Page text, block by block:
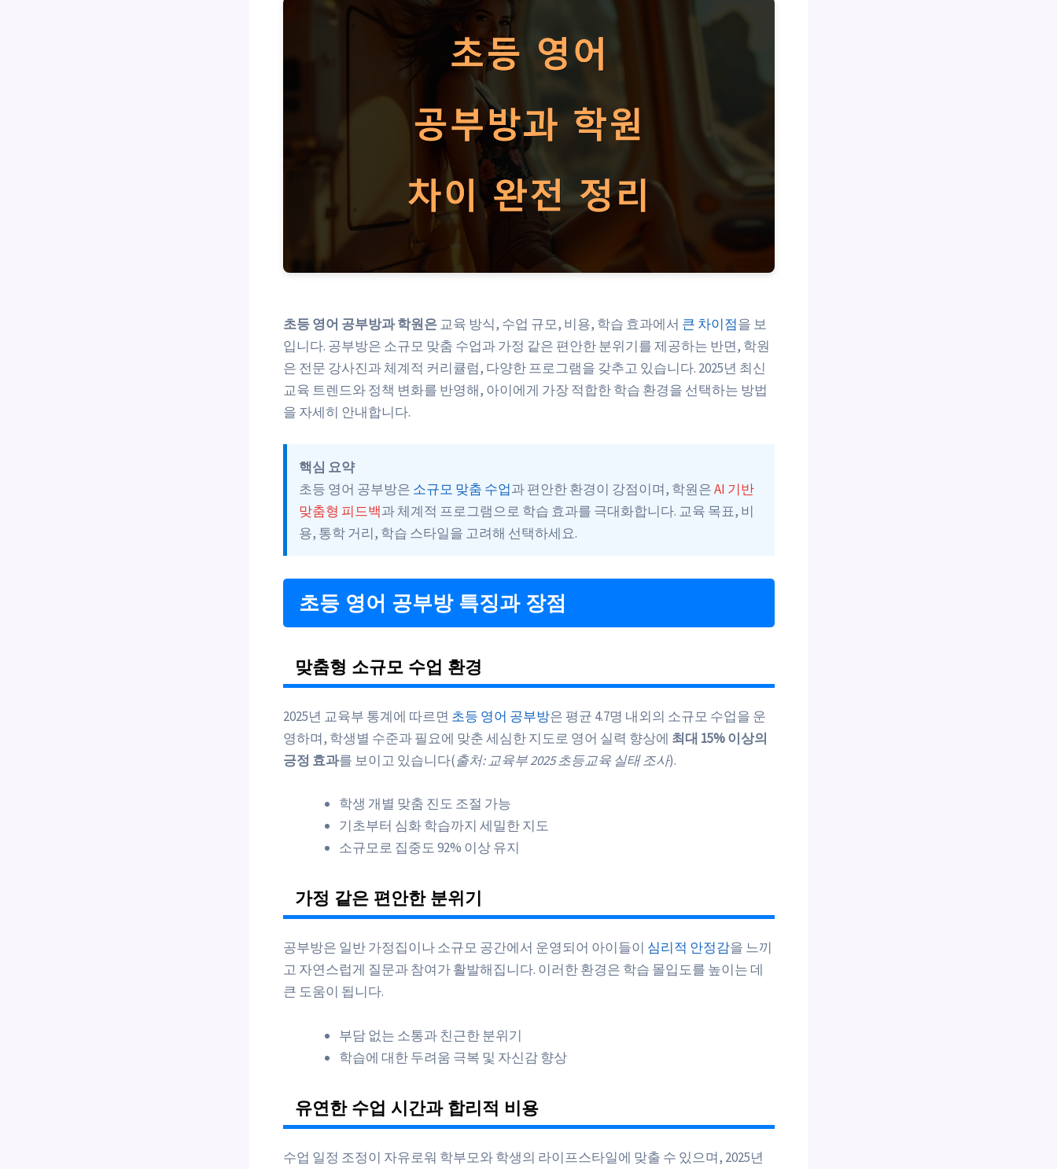
초등 영어 공부방과 학원은교육 방식, 수업 규모, 비용, 학습 효과에서 큰 차이점을 보
입니다. 공부방은 소규모 맞춤 수업과 가정 같은 편안한 분위기를 제공하는 반면, 학원
은 전문 강사진과 체계적 커리큘럼, 다양한 프로그램을 갖추고 있습니다. 2025년 최신
교육 트렌드와 정책 변화를 반영해, 아이에게 가장 적합한 학습 환경을 선택하는 방법
을 자세히 안내합니다.
핵심 요약
초등 영어 공부방은 소규모 맞춤 수업과 편안한 환경이 강점이며, 학원은AI 기반
맞춤형 피드백과 체계적 프로그램으로 학습 효과를 극대화합니다. 교육 목표, 비
용, 통학 거리, 학습 스타일을 고려해 선택하세요.
초등 영어 공부방 특징과 장점
맞춤형 소규모 수업 환경
2025년 교육부 통계에 따르면 초등 영어 공부방은 평균 4.7명 내외의 소규모 수업을 운
영하며, 학생별 수준과 필요에 맞춘 세심한 지도로 영어 실력 향상에 최대 15% 이상의
긍정 효과를 보이고 있습니다(출처: 교육부 2025 초등교육 실태 조사).
학생 개별 맞춤 진도 조절 가능
기초부터 심화 학습까지 세밀한 지도
소규모로 집중도 92% 이상 유지
가정 같은 편안한 분위기
공부방은 일반 가정집이나 소규모 공간에서 운영되어 아이들이 심리적 안정감을 느끼
고 자연스럽게 질문과 참여가 활발해집니다. 이러한 환경은 학습 몰입도를 높이는 데
큰 도움이 됩니다.
부담 없는 소통과 친근한 분위기
학습에 대한 두려움 극복 및 자신감 향상
유연한 수업 시간과 합리적 비용
수업 일정 조정이 자유로워 학부모와 학생의 라이프스타일에 맞출 수 있으며, 2025년